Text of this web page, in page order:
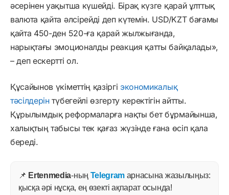
әсерінен уақытша күшейді. Бірақ күзге қарай ұлттық
валюта қайта әлсірейді деп күтемін. USD/KZT бағамы
қайта 450-ден 520-ға қарай жылжығанда,
нарықтағы эмоционалды реакция қатты байқалады»,
– деп ескертті ол.
Құсайынов үкіметтің қазіргі экономикалық
тәсілдерінтүбегейлі өзгерту керектігін айтты.
Құрылымдық реформаларға нақты бет бұрмайынша,
халықтың табысы тек қағаз жүзінде ғана өсіп қала
береді.
📌 Ertenmedia-ның Telegram арнасына жазылыңыз:
қысқа әрі нұсқа, ең өзекті ақпарат осында!